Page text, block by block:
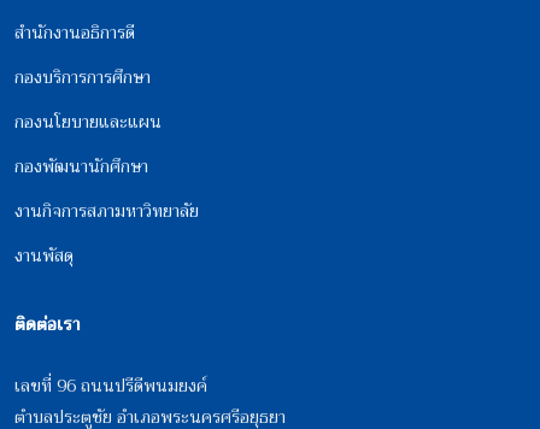
สำนักงานอธิการดี
กองบริการการศึกษา
กองนโยบายและแผน
กองพัฒนานักศึกษา
งานกิจการสภามหาวิทยาลัย
งานพัสดุ
ติดต่อเรา
เลขที่ 96 ถนนปรีดีพนมยงค์
ตำบลประตูชัย อำเภอพระนครศรีอยุธยา